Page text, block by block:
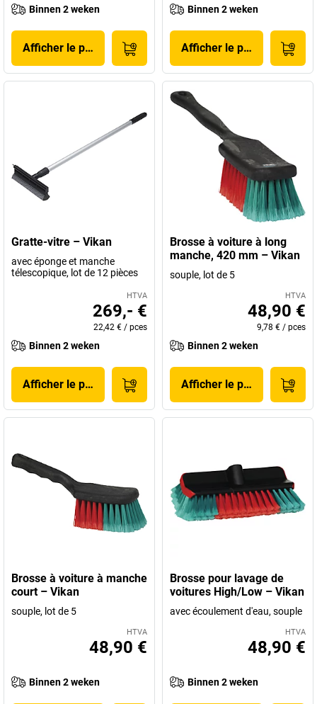
Binnen 2 weken
Afficher le produit
Binnen 2 weken
Afficher le produit
Gratte-vitre – Vikan
avec éponge et manche
télescopique, lot de 12 pièces
HTVA
269,- €
22,42 € / pces
Binnen 2 weken
Afficher le produit
Brosse à voiture à long
manche, 420 mm – Vikan
souple, lot de 5
HTVA
48,90 €
9,78 € / pces
Binnen 2 weken
Afficher le produit
Brosse à voiture à manche
court – Vikan
souple, lot de 5
HTVA
48,90 €
Binnen 2 weken
Brosse pour lavage de
voitures High/Low – Vikan
avec écoulement d'eau, souple
HTVA
48,90 €
Binnen 2 weken